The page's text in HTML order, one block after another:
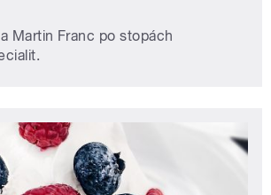
Martin Franc po stopách